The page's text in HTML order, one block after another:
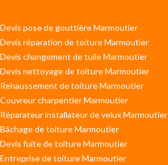
Devis pose de gouttière Marmoutier
Devis réparation de toiture Marmoutier
Devis changement de tuile Marmoutier
Devis nettoyage de toiture Marmoutier
Rehaussement de toiture Marmoutier
Couvreur charpentier Marmoutier
Réparateur installateur de velux Marmoutier
Bâchage de toiture Marmoutier
Devis fuite de toiture Marmoutier
Entreprise de toiture Marmoutier